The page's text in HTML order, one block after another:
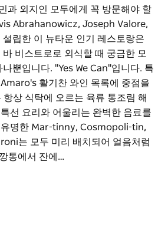
과 외지인 모두에게 꼭 방문해야 할
Abrahanowicz, Joseph Valore,
립한 이 뉴타운 인기 레스토랑은
비스트로로 외식할 때 궁금한 모
뿐입니다. "Yes We Can"입니다. 특
활기찬 와인 목록에 중점을
상 식탁에 오르는 육류 통조림 해
선 요리와 어울리는 완벽한 음료를
유명한 Mar-tinny, Cosmopoli-tin,
는 모두 미리 배치되어 얼음처럼
통에서 잔에…
은 진지한 유럽 바 분위기를
립한 이 뉴타운 인기 레스토랑은